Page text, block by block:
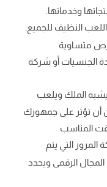
وخدماتها.
النظيف للجميع.
متساوية
الجنسيات أو شركة
الملك ويلعب
أن تؤثر على جمهورك
المناسب.
التي يتم
الرقمى ويحدد